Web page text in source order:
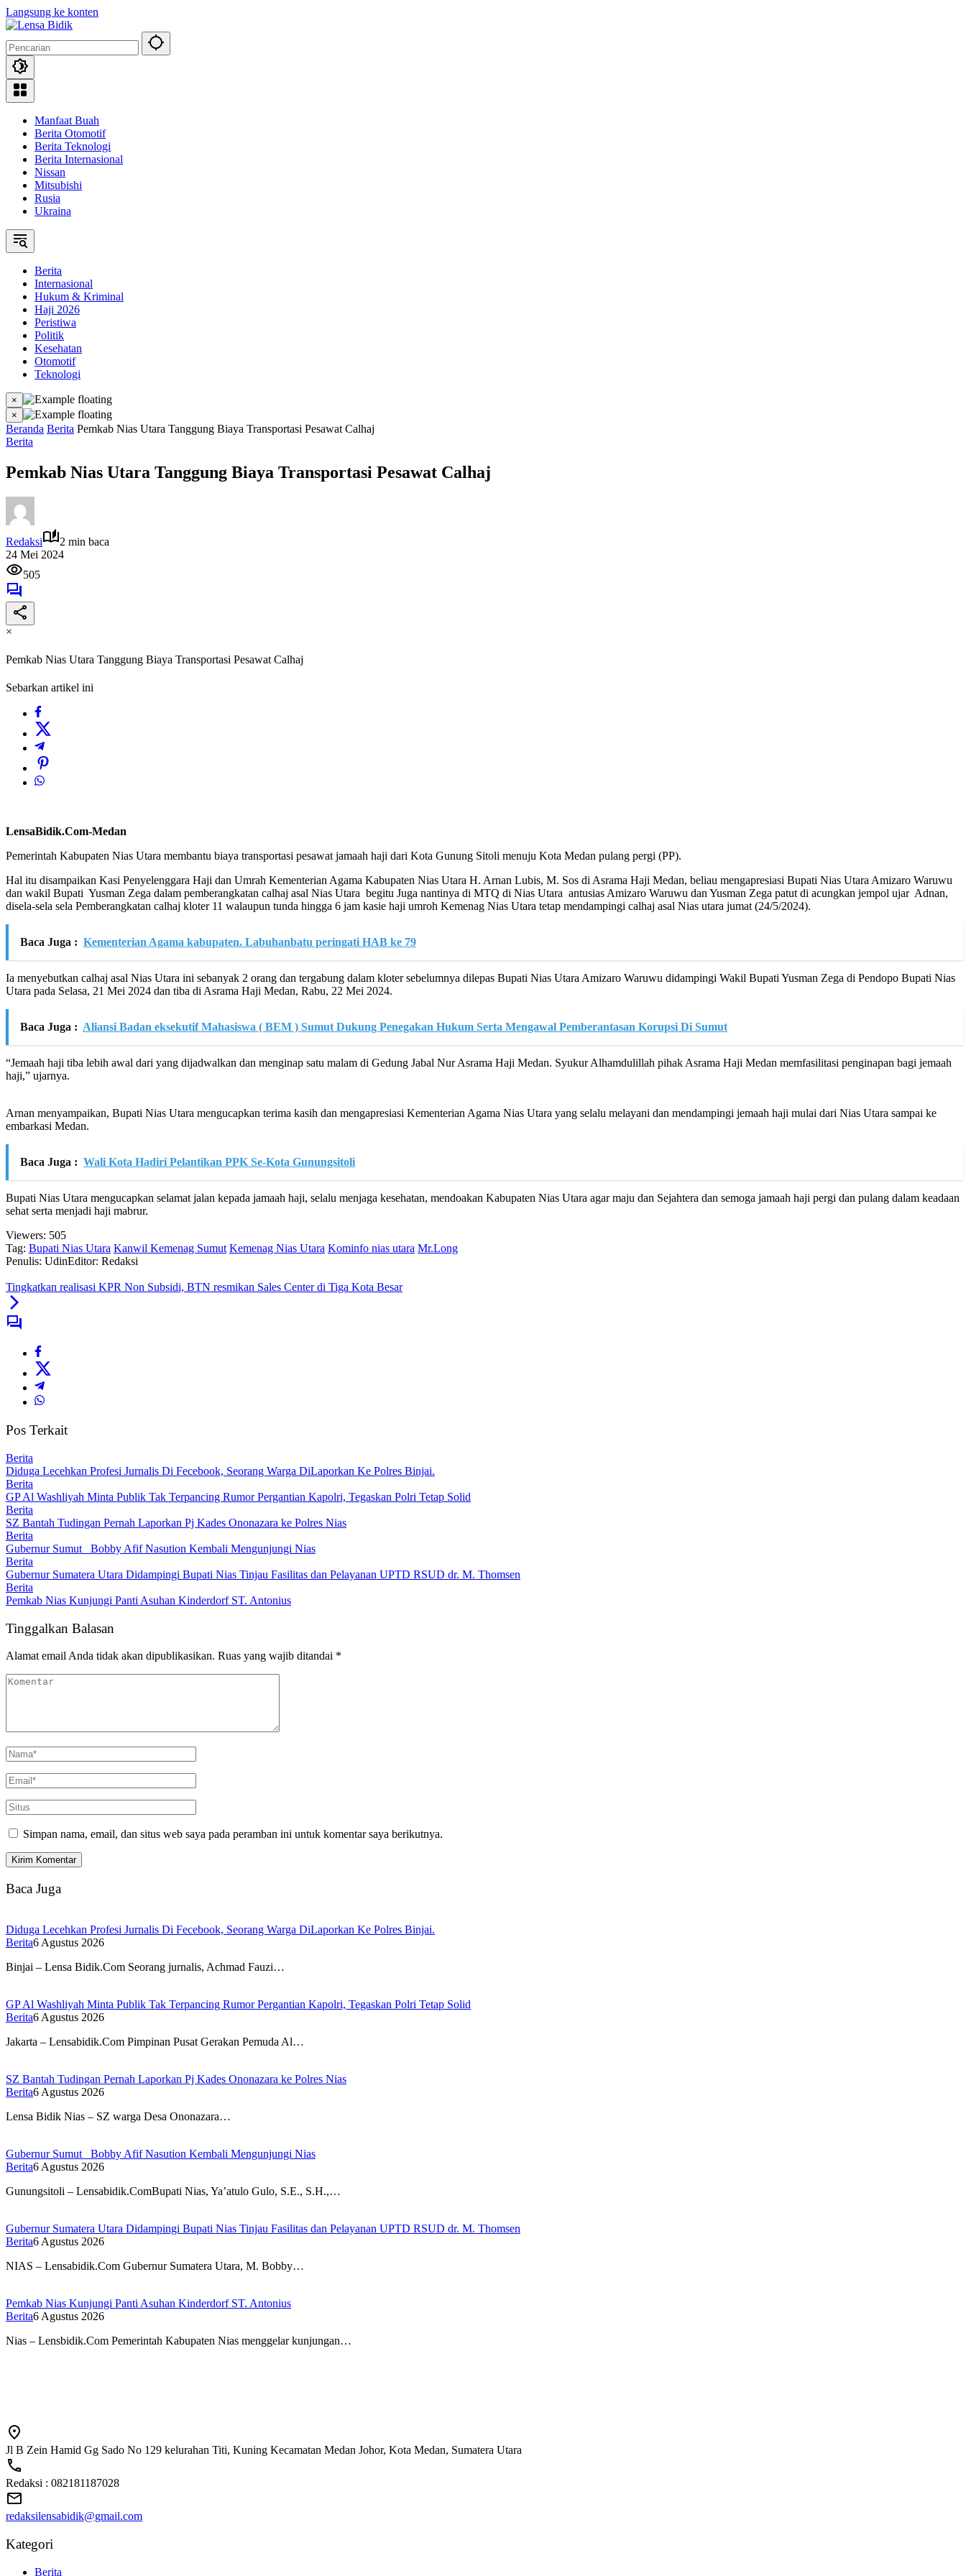
Langsung ke konten
Manfaat Buah
Berita Otomotif
Berita Teknologi
Berita Internasional
Nissan
Mitsubishi
Rusia
Ukraina
Berita
Internasional
Hukum & Kriminal
Haji 2026
Peristiwa
Politik
Kesehatan
Otomotif
Teknologi
×
×
Beranda Berita Pemkab Nias Utara Tanggung Biaya Transportasi Pesawat Calhaj
Berita
Pemkab Nias Utara Tanggung Biaya Transportasi Pesawat Calhaj
Redaksi
2 min baca
24 Mei 2024
505
×
Pemkab Nias Utara Tanggung Biaya Transportasi Pesawat Calhaj
Sebarkan artikel ini
LensaBidik.Com-Medan
Pemerintah Kabupaten Nias Utara membantu biaya transportasi pesawat jamaah haji dari Kota Gunung Sitoli menuju Kota Medan pulang pergi (PP).
Hal itu disampaikan Kasi Penyelenggara Haji dan Umrah Kementerian Agama Kabupaten Nias Utara H. Arnan Lubis, M. Sos di Asrama Haji Medan, beliau mengapresiasi Bupati Nias Utara Amizaro Waruwu
dan wakil Bupati Yusman Zega dalam pemberangkatan calhaj asal Nias Utara begitu Juga nantinya di MTQ di Nias Utara antusias Amizaro Waruwu dan Yusman Zega patut di acungkan jempol ujar Adnan,
disela-sela sela Pemberangkatan calhaj kloter 11 walaupun tunda hingga 6 jam kasie haji umroh Kemenag Nias Utara tetap mendampingi calhaj asal Nias utara jumat (24/5/2024).
Baca Juga : Kementerian Agama kabupaten. Labuhanbatu peringati HAB ke 79
Ia menyebutkan calhaj asal Nias Utara ini sebanyak 2 orang dan tergabung dalam kloter sebelumnya dilepas Bupati Nias Utara Amizaro Waruwu didampingi Wakil Bupati Yusman Zega di Pendopo Bupati Nias
Utara pada Selasa, 21 Mei 2024 dan tiba di Asrama Haji Medan, Rabu, 22 Mei 2024.
Baca Juga : Aliansi Badan eksekutif Mahasiswa ( BEM ) Sumut Dukung Penegakan Hukum Serta Mengawal Pemberantasan Korupsi Di Sumut
“Jemaah haji tiba lebih awal dari yang dijadwalkan dan menginap satu malam di Gedung Jabal Nur Asrama Haji Medan. Syukur Alhamdulillah pihak Asrama Haji Medan memfasilitasi penginapan bagi jemaah
haji,” ujarnya.
Arnan menyampaikan, Bupati Nias Utara mengucapkan terima kasih dan mengapresiasi Kementerian Agama Nias Utara yang selalu melayani dan mendampingi jemaah haji mulai dari Nias Utara sampai ke
embarkasi Medan.
Baca Juga : Wali Kota Hadiri Pelantikan PPK Se-Kota Gunungsitoli
Bupati Nias Utara mengucapkan selamat jalan kepada jamaah haji, selalu menjaga kesehatan, mendoakan Kabupaten Nias Utara agar maju dan Sejahtera dan semoga jamaah haji pergi dan pulang dalam keadaan
sehat serta menjadi haji mabrur.
Viewers: 505
Tag: Bupati Nias Utara Kanwil Kemenag Sumut Kemenag Nias Utara Kominfo nias utara Mr.Long
Penulis: UdinEditor: Redaksi
Tingkatkan realisasi KPR Non Subsidi, BTN resmikan Sales Center di Tiga Kota Besar
Pos Terkait
Berita
Diduga Lecehkan Profesi Jurnalis Di Fecebook, Seorang Warga DiLaporkan Ke Polres Binjai.
Berita
GP Al Washliyah Minta Publik Tak Terpancing Rumor Pergantian Kapolri, Tegaskan Polri Tetap Solid
Berita
SZ Bantah Tudingan Pernah Laporkan Pj Kades Ononazara ke Polres Nias
Berita
Gubernur Sumut Bobby Afif Nasution Kembali Mengunjungi Nias
Berita
Gubernur Sumatera Utara Didampingi Bupati Nias Tinjau Fasilitas dan Pelayanan UPTD RSUD dr. M. Thomsen
Berita
Pemkab Nias Kunjungi Panti Asuhan Kinderdorf ST. Antonius
Tinggalkan Balasan
Alamat email Anda tidak akan dipublikasikan. Ruas yang wajib ditandai *
Simpan nama, email, dan situs web saya pada peramban ini untuk komentar saya berikutnya.
Baca Juga
Diduga Lecehkan Profesi Jurnalis Di Fecebook, Seorang Warga DiLaporkan Ke Polres Binjai.
Berita6 Agustus 2026
Binjai – Lensa Bidik.Com Seorang jurnalis, Achmad Fauzi…
GP Al Washliyah Minta Publik Tak Terpancing Rumor Pergantian Kapolri, Tegaskan Polri Tetap Solid
Berita6 Agustus 2026
Jakarta – Lensabidik.Com Pimpinan Pusat Gerakan Pemuda Al…
SZ Bantah Tudingan Pernah Laporkan Pj Kades Ononazara ke Polres Nias
Berita6 Agustus 2026
Lensa Bidik Nias – SZ warga Desa Ononazara…
Gubernur Sumut Bobby Afif Nasution Kembali Mengunjungi Nias
Berita6 Agustus 2026
Gunungsitoli – Lensabidik.ComBupati Nias, Ya’atulo Gulo, S.E., S.H.,…
Gubernur Sumatera Utara Didampingi Bupati Nias Tinjau Fasilitas dan Pelayanan UPTD RSUD dr. M. Thomsen
Berita6 Agustus 2026
NIAS – Lensabidik.Com Gubernur Sumatera Utara, M. Bobby…
Pemkab Nias Kunjungi Panti Asuhan Kinderdorf ST. Antonius
Berita6 Agustus 2026
Nias – Lensbidik.Com Pemerintah Kabupaten Nias menggelar kunjungan…
Jl B Zein Hamid Gg Sado No 129 kelurahan Titi, Kuning Kecamatan Medan Johor, Kota Medan, Sumatera Utara
Redaksi : 082181187028
redaksilensabidik@gmail.com
Kategori
Berita